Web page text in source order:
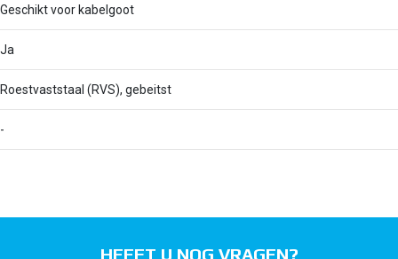
Geschikt voor kabelgoot
Ja
Roestvaststaal (RVS), gebeitst
-
HEEFT U NOG VRAGEN?